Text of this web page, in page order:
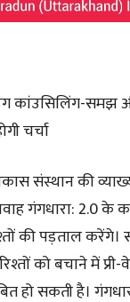
कांउसिलिंग-समझ
चर्चा
संस्थान की
गंगधारा: 2.0 के
की पड़ताल करेंगे।
को बचाने में
हो सकती है।